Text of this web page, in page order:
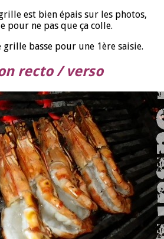
est bien épais sur les photos,
pour ne pas que ça colle.
grille basse pour une 1ère saisie.
recto / verso